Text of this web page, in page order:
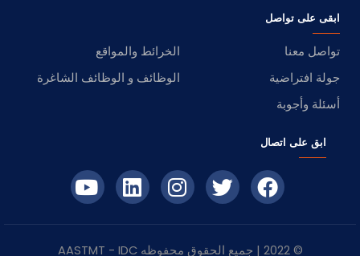
ابقى على تواصل
تواصل معنا
الخرائط والمواقع
جولة افتراضية
الوظائف و الوظائف الشاغرة
أسئلة وأجوبة
ابق على اتصال
© 2022 | جميع الحقوق محفوظه IDC
- AASTMT